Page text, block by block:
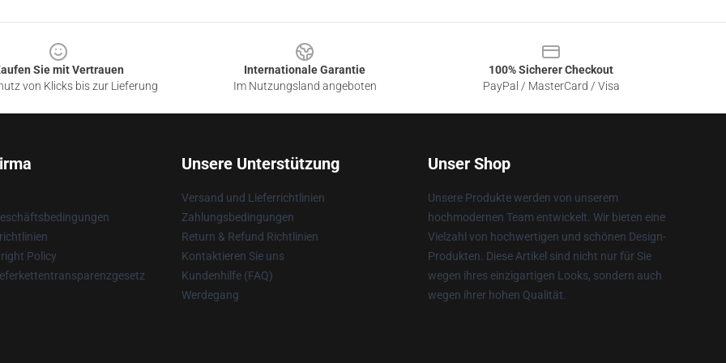
Sie mit Vertrauen
von Klicks bis zur Lieferung
Internationale Garantie
Im Nutzungsland angeboten
100% Sicherer Checkout
PayPal / MasterCard / Visa
Policy
Unsere Unterstützung
Versand und Lieferrichtlinien
Zahlungsbedingungen
Return & Refund Richtlinien
Kontaktieren Sie uns
Kundenhilfe (FAQ)
Werdegang
Unser Shop
Unsere Produkte werden von unserem
hochmodernen Team entwickelt. Wir bieten eine
Vielzahl von hochwertigen und schönen Design-
Produkten. Diese Artikel sind nicht nur für Sie
wegen ihres einzigartigen Looks, sondern auch
wegen ihrer hohen Qualität.